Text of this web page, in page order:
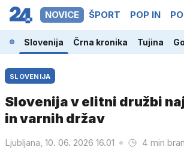
NOVICE ŠPORT POP IN
Slovenija Črna kronika Tujina
SLOVENIJA
Slovenija v elitni družbi
in varnih držav
Ljubljana, 10. 06. 2026 16.01 4 min